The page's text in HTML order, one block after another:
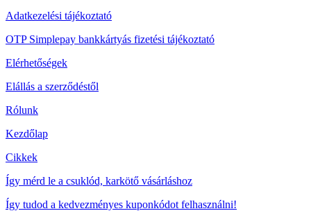
Adatkezelési tájékoztató
OTP Simplepay bankkártyás fizetési tájékoztató
Elérhetőségek
Elállás a szerződéstől
Rólunk
Kezdőlap
Cikkek
Így mérd le a csuklód, karkötő vásárláshoz
Így tudod a kedvezményes kuponkódot felhasználni!